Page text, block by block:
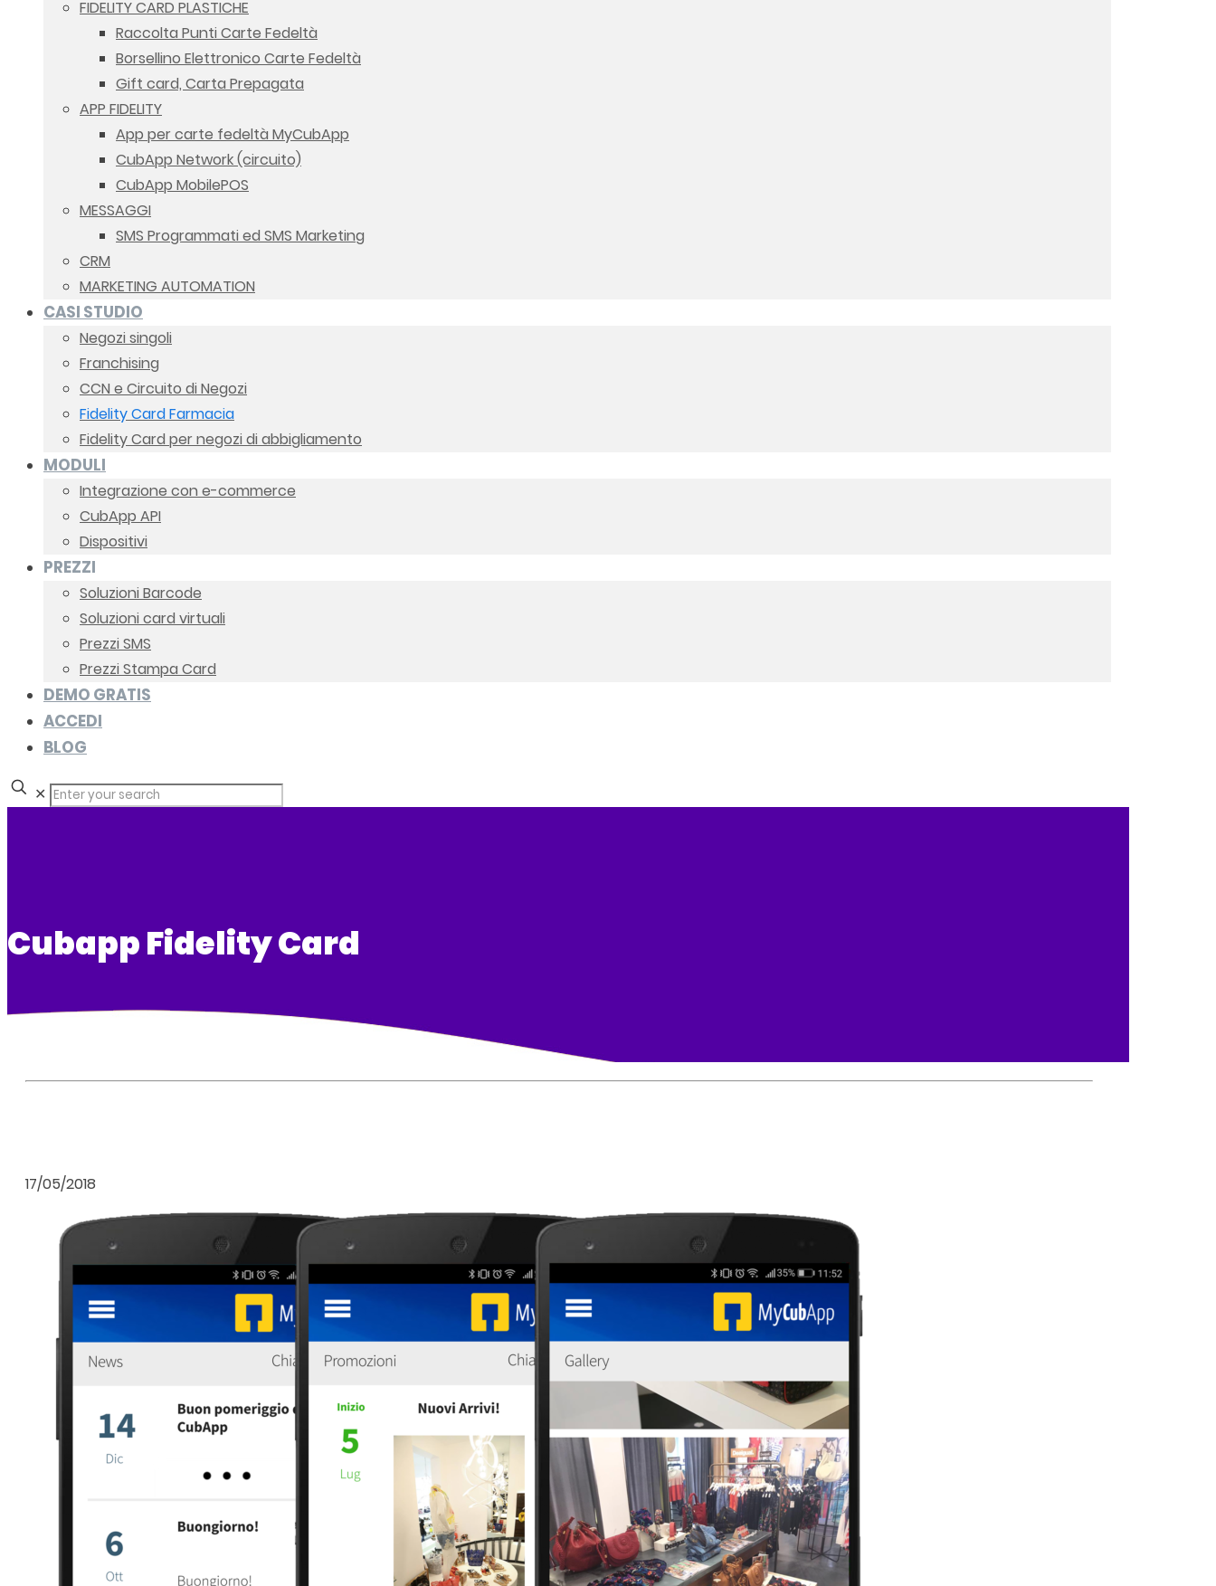
FIDELITY CARD PLASTICHE
Raccolta Punti Carte Fedeltà
Borsellino Elettronico Carte Fedeltà
Gift card, Carta Prepagata
APP FIDELITY
App per carte fedeltà MyCubApp
CubApp Network (circuito)
CubApp MobilePOS
MESSAGGI
SMS Programmati ed SMS Marketing
CRM
MARKETING AUTOMATION
CASI STUDIO
Negozi singoli
Franchising
CCN e Circuito di Negozi
Fidelity Card Farmacia
Fidelity Card per negozi di abbigliamento
MODULI
Integrazione con e-commerce
CubApp API
Dispositivi
PREZZI
Soluzioni Barcode
Soluzioni card virtuali
Prezzi SMS
Prezzi Stampa Card
DEMO GRATIS
ACCEDI
BLOG
✕
Cubapp Fidelity Card
17/05/2018